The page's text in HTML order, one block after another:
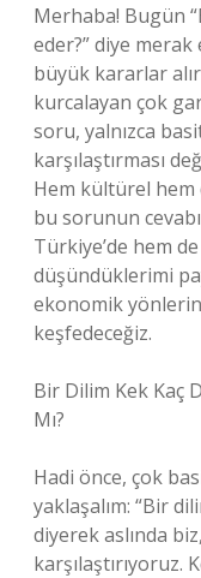
Merhaba! Bugün
eder?” diye
büyük kararlar
kurcalayan çok
soru, yalnızca
karşılaştırması
Hem kültürel hem
bu sorunun
Türkiye’de hem
düşündüklerimi
ekonomik
keşfedeceğiz.
Bir Dilim Kek Kaç
Mı?
Hadi önce, çok
yaklaşalım: “Bir
diyerek aslında
karşılaştırıyoruz.